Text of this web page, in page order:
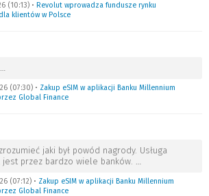
(10:13) • Revolut wprowadza fundusze rynku
klientów w Polsce
…
(07:30) • Zakup eSIM w aplikacji Banku Millennium
Global Finance
jaki był powód nagrody. Usługa
jest przez bardzo wiele banków. …
(07:12) • Zakup eSIM w aplikacji Banku Millennium
Global Finance